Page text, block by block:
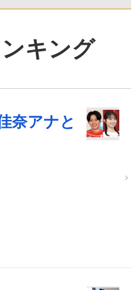
キング
奈アナと